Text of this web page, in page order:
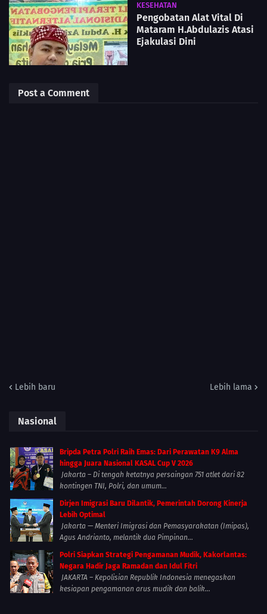
KESEHATAN
Pengobatan Alat Vital Di
Mataram H.Abdulazis Atasi
Ejakulasi Dini
Post a Comment
Lebih baru Lebih lama
Nasional
Bripda Petra Polri Raih Emas: Dari Perawatan K9 Alma
hingga Juara Nasional KASAL Cup V 2026
Jakarta – Di tengah ketatnya persaingan 751 atlet dari 82
kontingen TNI, Polri, dan umum...
Dirjen Imigrasi Baru Dilantik, Pemerintah Dorong Kinerja
Lebih Optimal
Jakarta — Menteri Imigrasi dan Pemasyarakatan (Imipas),
Agus Andrianto, melantik dua Pimpinan...
Polri Siapkan Strategi Pengamanan Mudik, Kakorlantas:
Negara Hadir Jaga Ramadan dan Idul Fitri
JAKARTA – Kepolisian Republik Indonesia menegaskan
kesiapan pengamanan arus mudik dan balik...